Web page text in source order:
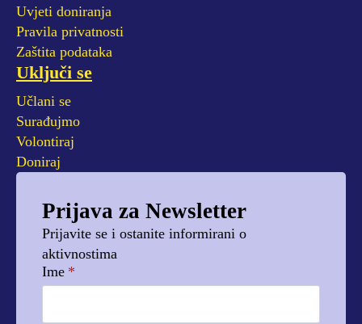
Uvjeti doniranja
Pravila privatnosti
Zaštita podataka
Uključi se
Učlani se
Surađujmo
Volontiraj
Doniraj
Prijava za Newsletter
Prijavite se i ostanite informirani o
aktivnostima
Ime *